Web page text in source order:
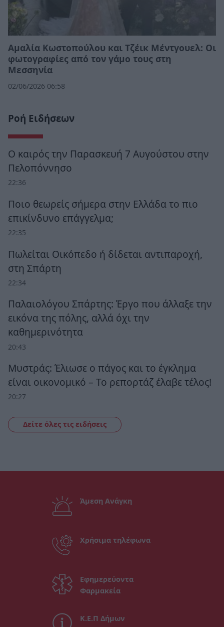
Αμαλία Κωστοπούλου και Τζέικ Μέντγουελ: Οι
φωτογραφίες από τον γάμο τους στη
Μεσσηνία
02/06/2026 06:58
Ροή Ειδήσεων
Ο καιρός την Παρασκευή 7 Αυγούστου στην
Πελοπόννησο
22:36
Ποιο θεωρείς σήμερα στην Ελλάδα το πιο
επικίνδυνο επάγγελμα;
22:35
Πωλείται Οικόπεδο ή δίδεται αντιπαροχή,
στη Σπάρτη
22:34
Παλαιολόγου Σπάρτης: Έργο που άλλαξε την
εικόνα της πόλης, αλλά όχι την
καθημερινότητα
20:43
Μυστράς: Έλιωσε ο πάγος και το έγκλημα
είναι οικονομικό – Το ρεπορτάζ έλαβε τέλος!
20:27
Δείτε όλες τις ειδήσεις
Άμεση Ανάγκη
Χρήσιμα τηλέφωνα
Εφημερεύοντα
Φαρμακεία
Κ.Ε.Π Δήμων